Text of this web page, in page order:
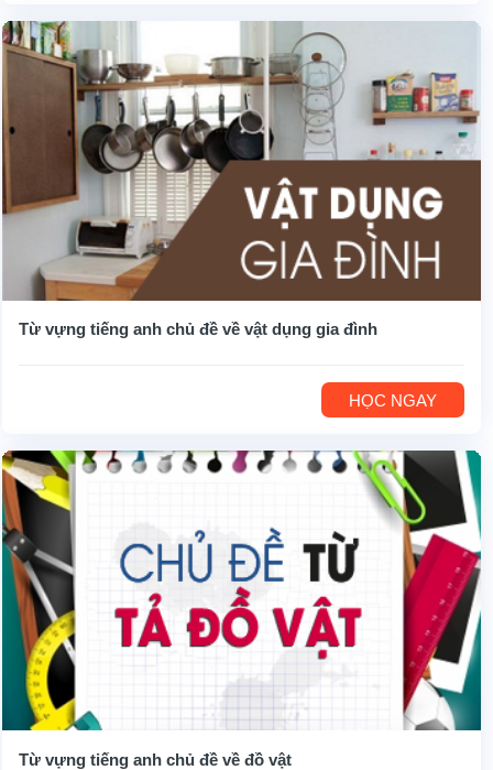
Từ vựng tiếng anh chủ đề về vật dụng gia đình
HỌC NGAY
Từ vựng tiếng anh chủ đề về đồ vật